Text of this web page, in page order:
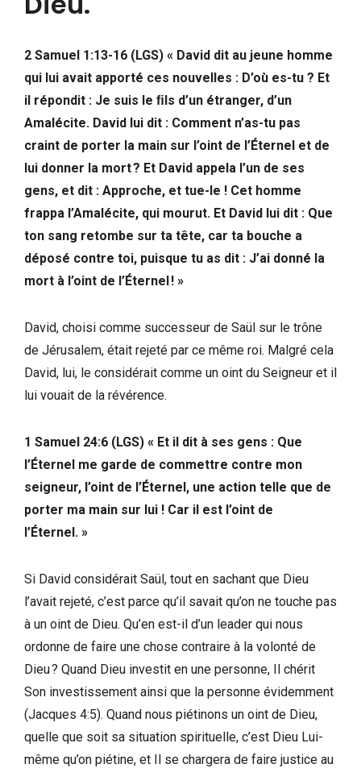
2 Samuel 1:13-16 (LGS) « David dit au jeune homme
qui lui avait apporté ces nouvelles : D’où es-tu ? Et
il répondit : Je suis le ﬁls d’un étranger, d’un
Amalécite. David lui dit : Comment n’as-tu pas
craint de porter la main sur l’oint de l’Éternel et de
lui donner la mort ? Et David appela l’un de ses
gens, et dit : Approche, et tue-le ! Cet homme
frappa l’Amalécite, qui mourut. Et David lui dit : Que
ton sang retombe sur ta tête, car ta bouche a
déposé contre toi, puisque tu as dit : J’ai donné la
mort à l’oint de l’Éternel ! »
David, choisi comme successeur de Saül sur le trône
de Jérusalem, était rejeté par ce même roi. Malgré cela
David, lui, le considérait comme un oint du Seigneur et il
lui vouait de la révérence.
1 Samuel 24:6 (LGS) « Et il dit à ses gens : Que
l’Éternel me garde de commettre contre mon
seigneur, l’oint de l’Éternel, une action telle que de
porter ma main sur lui ! Car il est l’oint de
l’Éternel. »
Si David considérait Saül, tout en sachant que Dieu
l’avait rejeté, c’est parce qu’il savait qu’on ne touche pas
à un oint de Dieu. Qu’en est-il d’un leader qui nous
ordonne de faire une chose contraire à la volonté de
Dieu ? Quand Dieu investit en une personne, Il chérit
Son investissement ainsi que la personne évidemment
(Jacques 4:5). Quand nous piétinons un oint de Dieu,
quelle que soit sa situation spirituelle, c’est Dieu Lui-
même qu’on piétine, et Il se chargera de faire justice au